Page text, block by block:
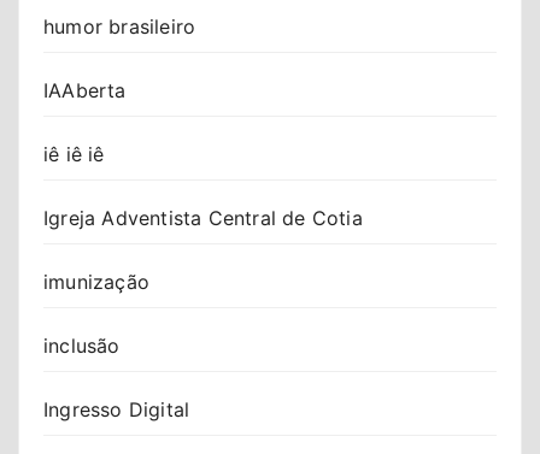
humor brasileiro
IAAberta
iê iê iê
Igreja Adventista Central de Cotia
imunização
inclusão
Ingresso Digital